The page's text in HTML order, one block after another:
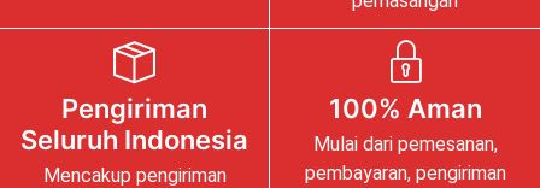
Pengiriman
Seluruh Indonesia
Mencakup pengiriman
100% Aman
Mulai dari pemesanan,
pembayaran, pengiriman